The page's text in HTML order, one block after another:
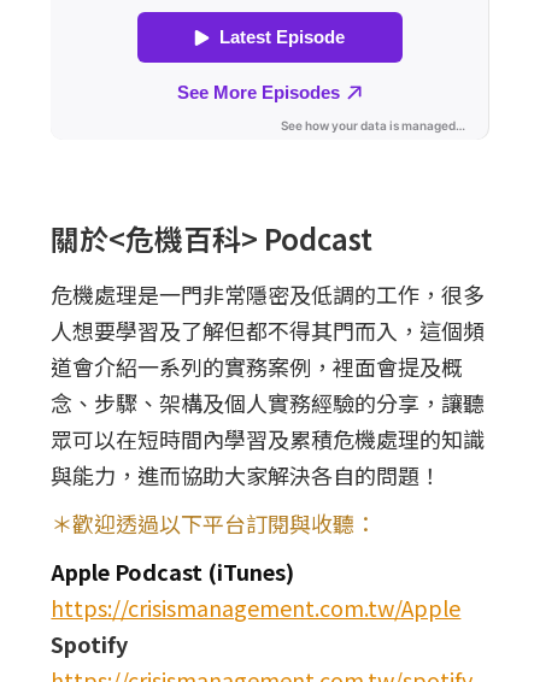
關於<危機百科> Podcast
危機處理是一門非常隱密及低調的工作，很多
人想要學習及了解但都不得其門而入，這個頻
道會介紹一系列的實務案例，裡面會提及概
念、步驟、架構及個人實務經驗的分享，讓聽
眾可以在短時間內學習及累積危機處理的知識
與能力，進而協助大家解決各自的問題！
＊歡迎透過以下平台訂閱與收聽：
Apple Podcast (iTunes)
https://crisismanagement.com.tw/Apple
Spotify